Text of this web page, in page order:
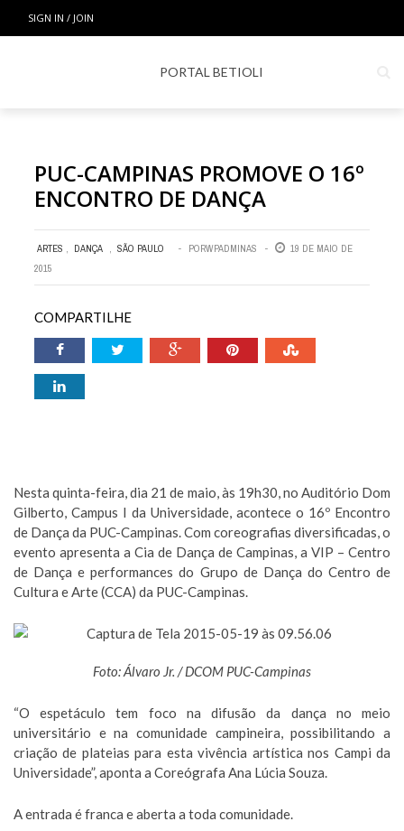
SIGN IN / JOIN
PORTAL BETIOLI
PUC-CAMPINAS PROMOVE O 16º
ENCONTRO DE DANÇA
ARTES , DANÇA , SÃO PAULO PORWPADMINAS
19 DE MAIO DE
2015
COMPARTILHE
Nesta quinta-feira, dia 21 de maio, às 19h30, no Auditório Dom
Gilberto, Campus I da Universidade, acontece o 16º Encontro
de Dança da PUC-Campinas. Com coreografias diversificadas, o
evento apresenta a Cia de Dança de Campinas, a VIP – Centro
de Dança e performances do Grupo de Dança do Centro de
Cultura e Arte (CCA) da PUC-Campinas.
Foto: Álvaro Jr. / DCOM PUC-Campinas
“O espetáculo tem foco na difusão da dança no meio
universitário e na comunidade campineira, possibilitando a
criação de plateias para esta vivência artística nos Campi da
Universidade”, aponta a Coreógrafa Ana Lúcia Souza.
A entrada é franca e aberta a toda comunidade.